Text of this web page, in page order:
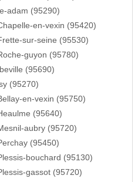
adam (95290)
en-vexin (95420)
sur-seine (95530)
guyon (95780)
(95690)
(95270)
en-vexin (95750)
(95640)
aubry (95720)
(95450)
bouchard (95130)
gassot (95720)